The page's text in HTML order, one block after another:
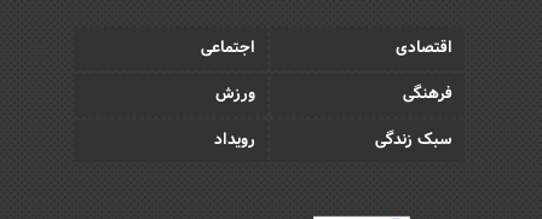
اقتصادی
اجتماعی
فرهنگی
ورزش
سبک زندگی
رویداد